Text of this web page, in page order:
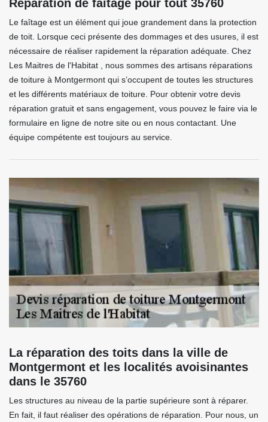
Réparation de faitage pour tout 35760
Le faîtage est un élément qui joue grandement dans la protection
de toit. Lorsque ceci présente des dommages et des usures, il est
nécessaire de réaliser rapidement la réparation adéquate. Chez
Les Maitres de l'Habitat , nous sommes des artisans réparations
de toiture à Montgermont qui s’occupent de toutes les structures
et les différents matériaux de toiture. Pour obtenir votre devis
réparation gratuit et sans engagement, vous pouvez le faire via le
formulaire en ligne de notre site ou en nous contactant. Une
équipe compétente est toujours au service.
La réparation des toits dans la ville de
Montgermont et les localités avoisinantes
dans le 35760
Les structures au niveau de la partie supérieure sont à réparer.
En fait, il faut réaliser des opérations de réparation. Pour nous, un